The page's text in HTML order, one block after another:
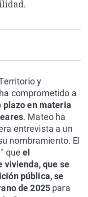
La rosa de los vientos
Caso
Operación Viuda
Extremadura
Navarra
País Vasco
Virales
y
comprometido a
plazo en materia
. Mateo ha
entrevista a un
nombramiento. El
queel
vivienda, que se
pública, se
de 2025 para